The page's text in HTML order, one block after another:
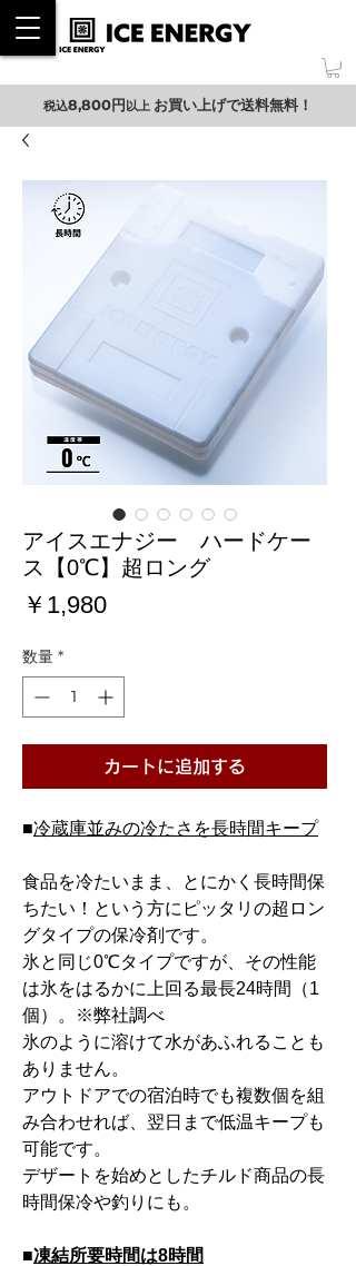
税込8,800円以上 お買い上げで送料無料！
アイスエナジー ハードケー
ス【0℃】超ロング
￥1,980価
数量 *
カートに追加する
■冷蔵庫並みの冷たさを長時間キープ
食品を冷たいまま、とにかく長時間保
ちたい！という方にピッタリの超ロン
グタイプの保冷剤です。
氷と同じ0℃タイプですが、その性能
は氷をはるかに上回る最長24時間（1
個）。※弊社調べ
氷のように溶けて水があふれることも
ありません。
アウトドアでの宿泊時でも複数個を組
み合わせれば、翌日まで低温キープも
可能です。
デザートを始めとしたチルド商品の長
時間保冷や釣りにも。
■凍結所要時間は8時間